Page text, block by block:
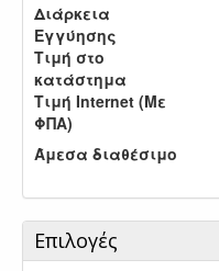
Διάρκεια
Εγγύησης
Τιμή στο
κατάστημα
Τιμή Internet (Με
ΦΠΑ)
Άμεσα διαθέσιμο
Επιλογές